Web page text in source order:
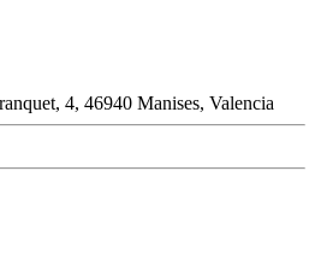
4, 46940 Manises, Valencia